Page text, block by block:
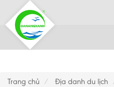
Trang chủ Địa danh du lịch